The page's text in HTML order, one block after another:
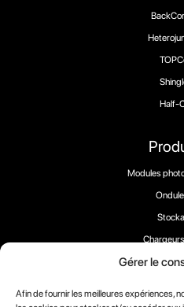
Gérer le
Afin de fournir les meilleures expériences,
Modules
Half-